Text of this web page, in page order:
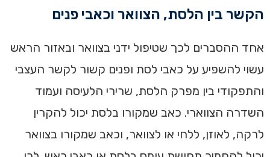
הקשר בין הלסת, הצוואר וכאבי פנים
אחד ההסברים לכך שטיפול ידני בצוואר ובאזור הראש
עשוי להשפיע על כאבי לסת ופנים קשור לקשר העצבי
והתפקודי בין מפרק הלסת, שרירי הלעיסה ועמוד
השדרה הצווארי. כאב שמקורו בלסת יכול להקרין
לרקה, לאוזן, ללחי או לצוואר, וכאב שמקורו בצוואר